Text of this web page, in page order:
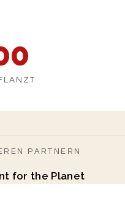
PARTNERN
for the Planet